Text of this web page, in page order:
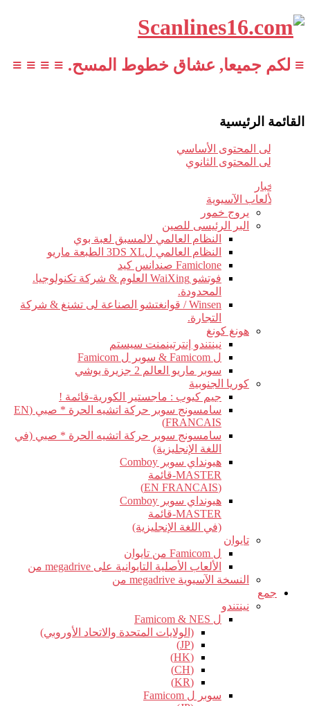
≡ لكم جميعا, عشاق خطوط المسح. ≡ ≡ ≡ ≡
القائمة الرئيسية
تخطي إلى المحتوى الأساسي
تخطي إلى المحتوى الثانوي
أخبار
الألعاب الآسيوية
يروج خمور
البر الرئيسى للصين
النظام العالمي لالمسبق لعبة بوي
النظام العالمي ل3DS XL الطبعة ماريو
Famiclone صندانس كيد
فوتشو WaiXing العلوم & شركة تكنولوجيا.
المحدودة.
Winsen / قوانغتشو الصناعة لى تشنغ & شركة
التجارة.
هونغ كونغ
نينتندو إنترتينمنت سيستم
ل Famicom & سوبر ل Famicom
سوبر ماريو العالم 2 جزيرة يوشي
كوريا الجنوبية
جيم كيوب : ماجستير الكورية-قائمة !
سامسونج سوبر حركة اتشيه الحرة * صبي (EN
FRANCAIS)
سامسونج سوبر حركة اتشيه الحرة * صبي (في
اللغة الإنجليزية)
هيونداي سوبر Comboy
MASTER-قائمة
(EN FRANCAIS)
هيونداي سوبر Comboy
MASTER-قائمة
(في اللغة الإنجليزية)
تايوان
ل Famicom من تايوان
الألعاب الأصلية التايوانية على megadrive من
النسخة الآسيوية megadrive من
جمع
نينتندو
ل Famicom & NES
(الولايات المتحدة والاتحاد الأوروبي)
(JP)
(HK)
(CH)
(KR)
سوبر ل Famicom